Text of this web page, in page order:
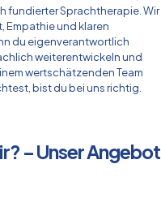
fundierter Sprachtherapie. Wir
Empathie und klaren
du eigenverantwortlich
weiterentwickeln und
wertschätzenden Team
bist du bei uns richtig.
– Unser Angebot